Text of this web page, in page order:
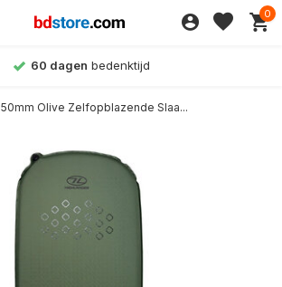
0
60 dagen bedenktijd
50mm Olive Zelfopblazende Slaa...